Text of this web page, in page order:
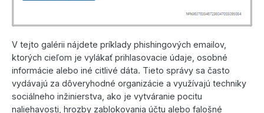
V tejto galérii nájdete príklady phishingových emailov,
ktorých cieľom je vylákať prihlasovacie údaje, osobné
informácie alebo iné citlivé dáta. Tieto správy sa často
vydávajú za dôveryhodné organizácie a využívajú techniky
sociálneho inžinierstva, ako je vytváranie pocitu
naliehavosti, hrozby zablokovania účtu alebo falošné